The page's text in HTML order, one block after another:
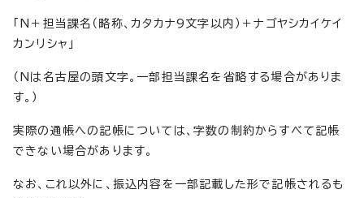
「N＋担当課名（略称、カタカナ9文字以内）＋ナゴヤシカイケイ
カンリシャ」
（Nは名古屋の頭文字。一部担当課名を省略する場合がありま
す。）
実際の通帳への記帳については、字数の制約からすべて記帳
できない場合があります。
なお、これ以外に、振込内容を一部記載した形で記帳されるも